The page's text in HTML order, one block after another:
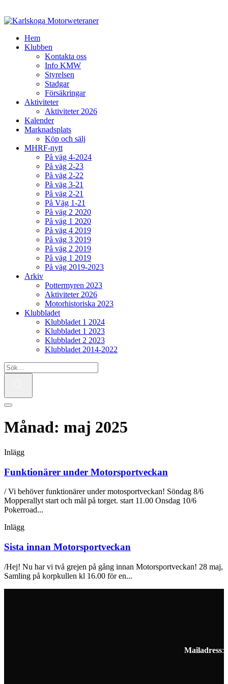
Hem
Klubben
Kontakta oss
Info KMW
Styrelsen
Stadgar
Försäkringar
Aktiviteter
Aktiviteter 2026
Kalender
Marknadsplats
Köp och sälj
MHRF-nytt
På väg 4-2024
På väg 2-23
På väg 2-22
På väg 3-21
På väg 2-21
På Väg 1-21
På väg 2 2020
På väg 1 2020
På väg 4 2019
På väg 3 2019
På väg 2 2019
På väg 1 2019
På väg 2019-2023
Arkiv
Pottermyren 2023
Aktiviteter 2026
Motorhistoriska 2023
Klubbladet
Klubbladet 1 2024
Klubbladet 1 2023
Klubbladet 2 2023
Klubbladet 2014-2022
Månad: maj 2025
Inlägg
Funktionärer under Motorsportveckan
/ Vi behöver funktionärer under motosportveckan! Söndag 8/6
Mopperallyt start och mål på torget. start 11.00 Onsdag 10/6
Pokerroad...
Inlägg
Sista innan Motorsportveckan
/Hej! Nu har vi två grejen på gång innan Motorsportveckan! 28 maj,
Samling på korpkullen kl 16.00 för en...
Mailadress: